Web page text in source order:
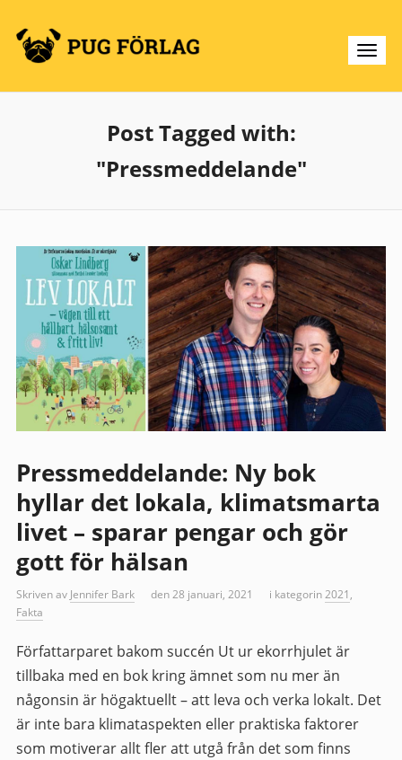
Post Tagged with:
"Pressmeddelande"
Pressmeddelande: Ny bok
hyllar det lokala, klimatsmarta
livet – sparar pengar och gör
gott för hälsan
Skriven av Jennifer Bark den 28 januari, 2021 i kategorin2021 ,
Fakta
Författarparet bakom succén Ut ur ekorrhjulet är
tillbaka med en bok kring ämnet som nu mer än
någonsin är högaktuellt – att leva och verka lokalt. Det
är inte bara klimataspekten eller praktiska faktorer
som motiverar allt fler att utgå från det som finns